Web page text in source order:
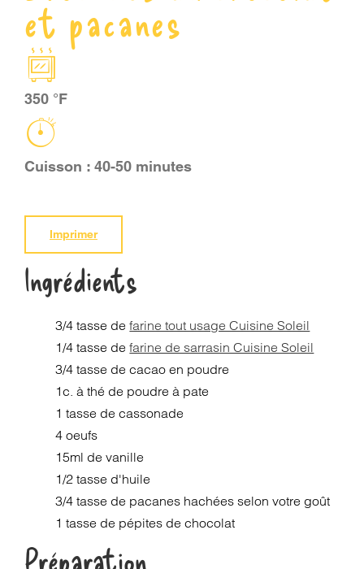
et pacanes
350 °F
Cuisson : 40-50 minutes
Imprimer
Ingrédients
3/4 tasse defarine tout usage Cuisine Soleil
1/4 tasse defarine de sarrasin Cuisine Soleil
3/4 tasse de cacao en poudre
1c. à thé de poudre à pate
1 tasse de cassonade
4 oeufs
15ml de vanille
1/2 tasse d'huile
3/4 tasse de pacanes hachées selon votre goût
1 tasse de pépites de chocolat
Préparation